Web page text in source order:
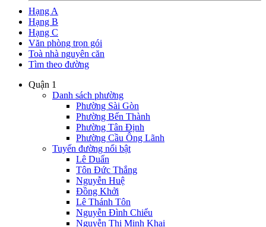
Hạng A
Hạng B
Hạng C
Văn phòng trọn gói
Toà nhà nguyên căn
Tìm theo đường
Quận 1
Danh sách phường
Phường Sài Gòn
Phường Bến Thành
Phường Tân Định
Phường Cầu Ông Lãnh
Tuyến đường nổi bật
Lê Duẩn
Tôn Đức Thắng
Nguyễn Huệ
Đồng Khởi
Lê Thánh Tôn
Nguyễn Đình Chiểu
Nguyễn Thị Minh Khai